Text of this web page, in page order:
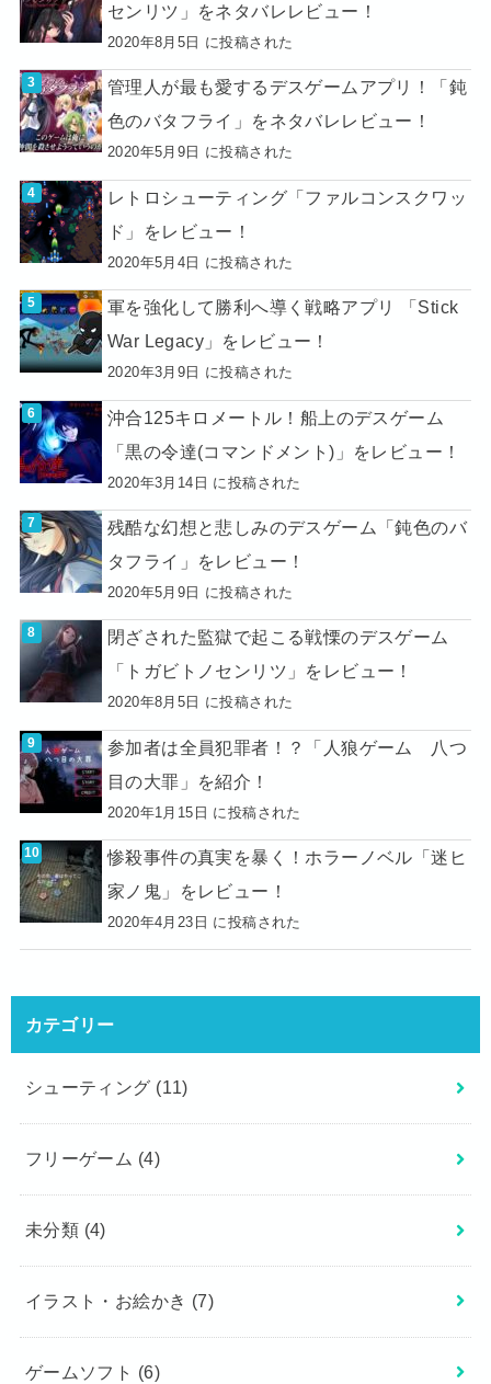
センリツ」をネタバレレビュー！
2020年8月5日 に投稿された
管理人が最も愛するデスゲームアプリ！「鈍
色のバタフライ」をネタバレレビュー！
2020年5月9日 に投稿された
レトロシューティング「ファルコンスクワッ
ド」をレビュー！
2020年5月4日 に投稿された
軍を強化して勝利へ導く戦略アプリ 「Stick
War Legacy」をレビュー！
2020年3月9日 に投稿された
沖合125キロメートル！船上のデスゲーム
「黒の令達(コマンドメント)」をレビュー！
2020年3月14日 に投稿された
残酷な幻想と悲しみのデスゲーム「鈍色のバ
タフライ」をレビュー！
2020年5月9日 に投稿された
閉ざされた監獄で起こる戦慄のデスゲーム
「トガビトノセンリツ」をレビュー！
2020年8月5日 に投稿された
参加者は全員犯罪者！？「人狼ゲーム 八つ
目の大罪」を紹介！
2020年1月15日 に投稿された
惨殺事件の真実を暴く！ホラーノベル「迷ヒ
家ノ鬼」をレビュー！
2020年4月23日 に投稿された
カテゴリー
シューティング (11)
フリーゲーム (4)
未分類 (4)
イラスト・お絵かき (7)
ゲームソフト (6)